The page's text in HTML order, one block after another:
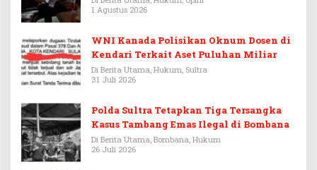
1 Agustus 2026
WNI Kanada Polisikan Oknum Dosen di
Kendari Terkait Aset Puluhan Miliar
Di Berita Utama, Hukum, Sultra
31 Juli 2026
Polda Sultra Tetapkan Tiga Tersangka
Kasus Tambang Emas Ilegal di Bombana
Di Berita Utama, Bombana, Hukum
26 Juli 2026